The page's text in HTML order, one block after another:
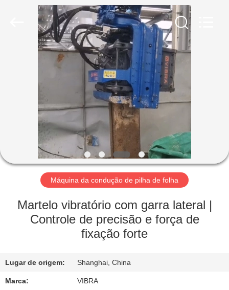
CASA
PRODUTOS
MOSTRA
VR
SOBRE
NÓS
EXCURSÃO
FÁBRICA
Máquina da condução de pilha de folha
Martelo vibratório com garra lateral |
Controle de precisão e força de
fixação forte
Lugar de origem: Shanghai, China
Marca: VIBRA